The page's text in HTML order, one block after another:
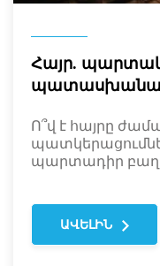
Հայր.
Ո՞վ է հայրը
պարտադիր
ԱՎԵԼԻՆ